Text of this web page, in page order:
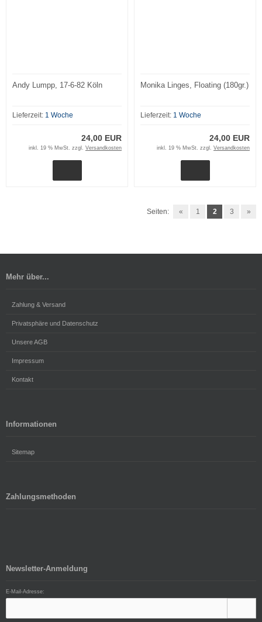
Andy Lumpp, 17-6-82 Köln
Lieferzeit: 1 Woche
24,00 EUR
inkl. 19 % MwSt. zzgl. Versandkosten
Monika Linges, Floating (180gr.)
Lieferzeit: 1 Woche
24,00 EUR
inkl. 19 % MwSt. zzgl. Versandkosten
Seiten: « 1 2 3 »
Mehr über...
Zahlung & Versand
Privatsphäre und Datenschutz
Unsere AGB
Impressum
Kontakt
Informationen
Sitemap
Zahlungsmethoden
Newsletter-Anmeldung
E-Mail-Adresse: